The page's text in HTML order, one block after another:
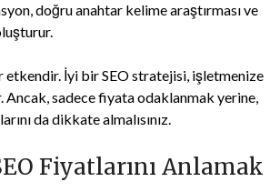
doğru anahtar kelime araştırması ve
İyi bir SEO stratejisi, işletmenize
sadece fiyata odaklanmak yerine,
da dikkate almalısınız.
Fiyatlarını Anlamak